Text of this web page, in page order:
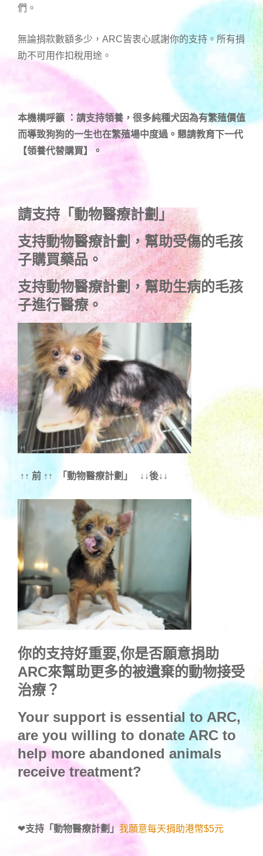
們。
無論捐款數額多少，ARC皆衷心感謝你的支持。所有捐
助不可用作扣稅用途。
本機構呼籲 ：請支持領養，很多純種犬因為有繁殖價值
而導致狗狗的一生也在繁殖場中度過。懇請教育下一代
【領養代替購買】。
請支持「動物醫療計劃」
支持動物醫療計劃，幫助受傷的毛孩
子購買藥品。
支持動物醫療計劃，幫助生病的毛孩
子進行醫療。
↑↑ 前 ↑↑ 「動物醫療計劃」 ↓↓後↓↓
你的支持好重要,你是否願意捐助
ARC來幫助更多的被遺棄的動物接受
治療？
Your support is essential to ARC,
are you willing to donate ARC to
help more abandoned animals
receive treatment?
❤支持「動物醫療計劃」 我願意每天捐助港幣$5元